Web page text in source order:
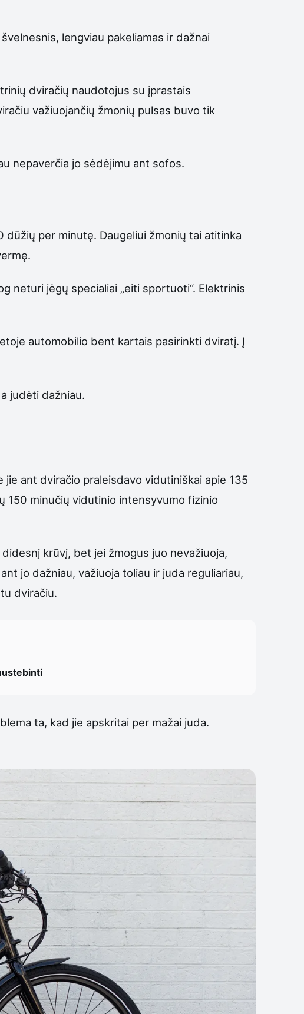
lengviau pakeliamas ir dažnai
dviračių naudotojus su įprastais
važiuojančių žmonių pulsas buvo tik
nepaverčia jo sėdėjimu ant sofos.
per minutę. Daugeliui žmonių tai atitinka
neturi jėgų specialiai „eiti sportuoti“. Elektrinis
automobilio bent kartais pasirinkti dviratį. Į
judėti dažniau.
ant dviračio praleisdavo vidutiniškai apie 135
150 minučių vidutinio intensyvumo fizinio
krūvį, bet jei žmogus juo nevažiuoja,
jo dažniau, važiuoja toliau ir juda reguliariau,
dviračiu.
ta, kad jie apskritai per mažai juda.